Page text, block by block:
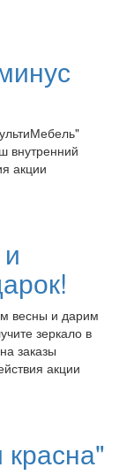
внутренний
акции
весны и дарим
зеркало в
заказы
акции